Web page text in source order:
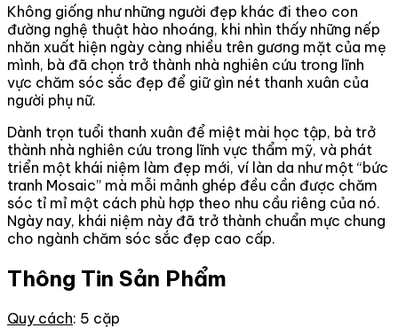
Không giống như những người đẹp khác đi theo con
đường nghệ thuật hào nhoáng, khi nhìn thấy những nếp
nhăn xuất hiện ngày càng nhiều trên gương mặt của mẹ
mình, bà đã chọn trở thành nhà nghiên cứu trong lĩnh
vực chăm sóc sắc đẹp để giữ gìn nét thanh xuân của
người phụ nữ.
Dành trọn tuổi thanh xuân để miệt mài học tập, bà trở
thành nhà nghiên cứu trong lĩnh vực thẩm mỹ, và phát
triển một khái niệm làm đẹp mới, ví làn da như một “bức
tranh Mosaic” mà mỗi mảnh ghép đều cần được chăm
sóc tỉ mỉ một cách phù hợp theo nhu cầu riêng của nó.
Ngày nay, khái niệm này đã trở thành chuẩn mực chung
cho ngành chăm sóc sắc đẹp cao cấp.
Thông Tin Sản Phẩm
Quy cách: 5 cặp